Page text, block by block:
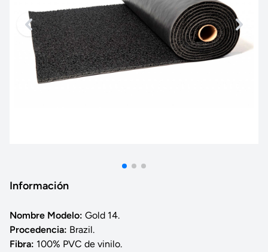
Información
Nombre Modelo: Gold 14.
Procedencia: Brazil.
Fibra: 100% PVC de vinilo.